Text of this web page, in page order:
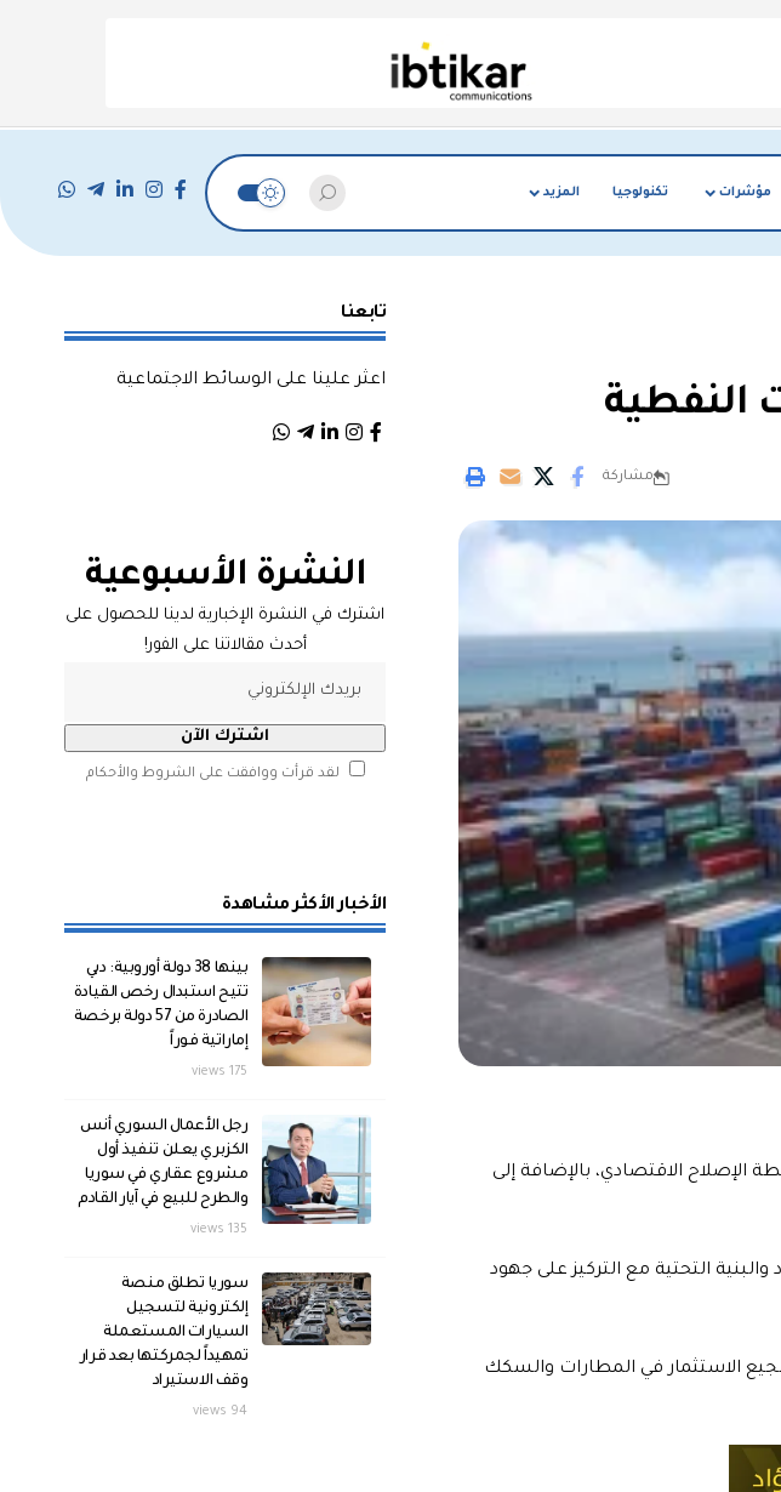
مؤشرات تكنولوجيا المزيد
النفطية
مشاركة
الإصلاح الاقتصادي، بالإضافة إلى
التحتية مع التركيز على جهود
الاستثمار في المطارات والسكك
تابعنا
اعثر علينا على الوسائط الاجتماعية
النشرة الأسبوعية
اشترك في النشرة الإخبارية لدينا للحصول على
أحدث مقالاتنا على الفور!
لقد قرأت ووافقت على الشروط والأحكام
الأخبار الأكثر مشاهدة
بينها 38 دولة أوروبية: دبي
تتيح استبدال رخص القيادة
الصادرة من 57 دولة برخصة
إماراتية فوراً
175 views
رجل الأعمال السوري أنس
الكزبري يعلن تنفيذ أول
مشروع عقاري في سوريا
والطرح للبيع في آيار القادم
135 views
سوريا تطلق منصة
إلكترونية لتسجيل
السيارات المستعملة
تمهيداً لجمركتها بعد قرار
وقف الاستيراد
94 views